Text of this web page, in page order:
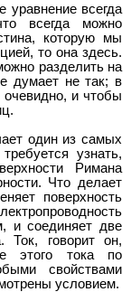
уравнение всегда
всегда можно
которую мы
то она здесь.
разделить на
думает не так; в
очевидно, и чтобы
один из самых
узнать,
Римана
Что делает
поверхность
и соединяет две
Ток, говорит он,
этого тока по
свойствами
условием.